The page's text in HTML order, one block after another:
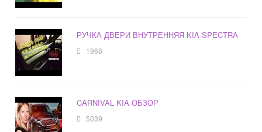
РУЧКА ДВЕРИ ВНУТРЕННЯЯ KIA SPECTRA
1968
CARNIVAL KIA ОБЗОР
5039